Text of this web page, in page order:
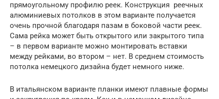
прямоугольному профилю реек. Конструкция реечных
алюминиевых потолков в этом варианте получается
очень прочной благодаря пазам в боковой части реек.
Сама рейка может быть открытого или закрытого типа
– в первом варианте можно монтировать вставки
между рейками, во втором – нет. В среднем стоимость
потолка немецкого дизайна будет немного ниже.
В итальянском варианте планки имеют плавные формы